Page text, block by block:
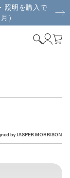
照明を購入で
）
byJASPER MORRISON